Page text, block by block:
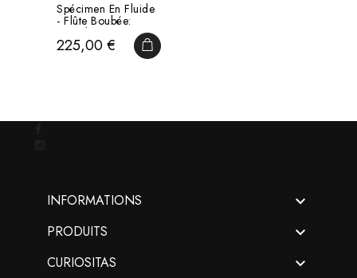
Spécimen En Fluide
- Flûte Boubée:
Corail Mou
Alcyonium...
Prix
225,00 € AJOUTER AU PANIER
INFORMATIONS 
PRODUITS 
CURIOSITAS 